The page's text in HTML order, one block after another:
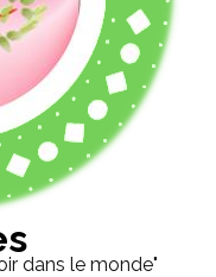
dans le monde"